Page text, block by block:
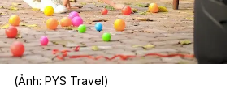
(Ảnh: PYS Travel)